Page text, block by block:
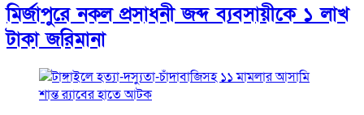
মির্জাপুরে নকল প্রসাধনী জব্দ ব্যবসায়ীকে ১ লাখ
টাকা জরিমানা